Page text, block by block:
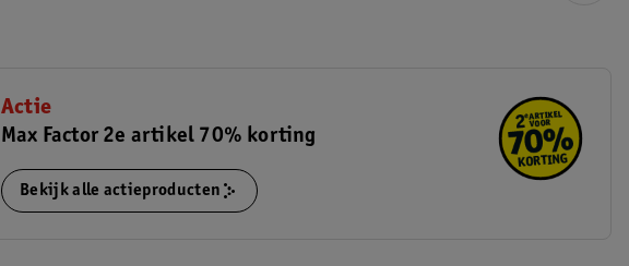
Actie
Max Factor 2e artikel 70% korting
Bekijk alle actieproducten